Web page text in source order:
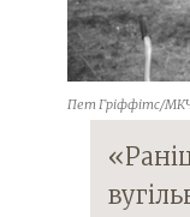
Пет Гріффітс/